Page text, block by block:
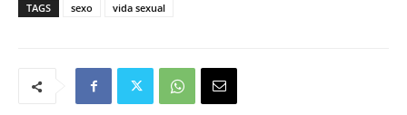
TAGS sexo vida sexual